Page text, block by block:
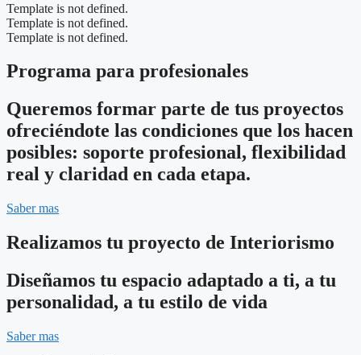
Template is not defined.
Template is not defined.
Template is not defined.
Programa para profesionales
Queremos formar parte de tus proyectos
ofreciéndote las condiciones que los hacen
posibles: soporte profesional, flexibilidad
real y claridad en cada etapa.
Saber mas
Realizamos tu proyecto de Interiorismo
Diseñamos tu espacio adaptado a ti, a tu
personalidad, a tu estilo de vida
Saber mas